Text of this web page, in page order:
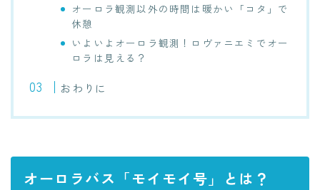
オーロラ観測以外の時間は暖かい「コタ」で
休憩
いよいよオーロラ観測！ロヴァニエミでオー
ロラは見える？
おわりに
オーロラバス「モイモイ号」とは？